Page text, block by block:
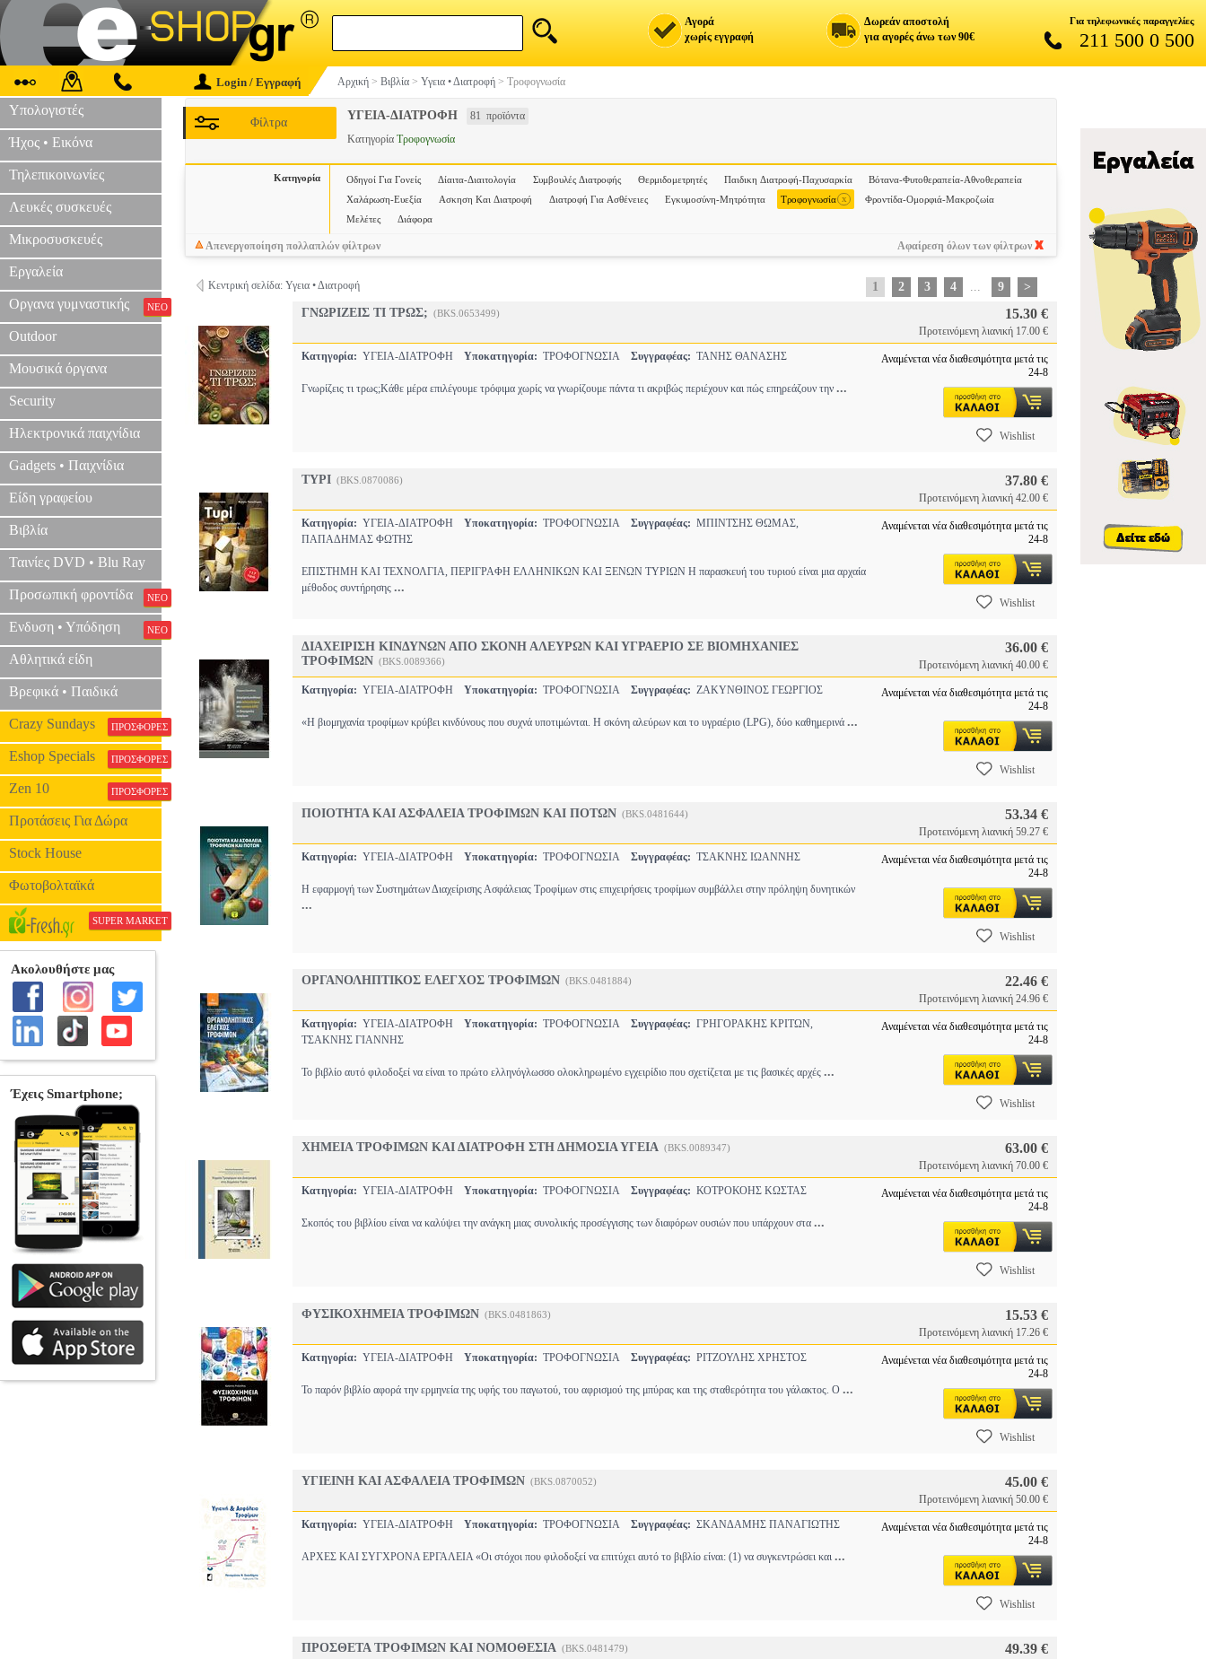
Αγορά
χωρίς εγγραφή
Δωρεάν αποστολή
για αγορές άνω των 90€
Για τηλεφωνικές παραγγελίες
211 500 0 500
Login / Εγγραφή Αρχική > Βιβλία > Υγεια • Διατροφή > Τροφογνωσία
Υπολογιστές
Ήχος • Εικόνα
Τηλεπικοινωνίες
Λευκές συσκευές
Μικροσυσκευές
Εργαλεία
Οργανα γυμναστικής ΝΕΟ
Outdoor
Μουσικά όργανα
Security
Ηλεκτρονικά παιχνίδια
Gadgets • Παιχνίδια
Είδη γραφείου
Βιβλία
Ταινίες DVD • Blu Ray
Προσωπική φροντίδα ΝΕΟ
Ενδυση • Υπόδηση ΝΕΟ
Αθλητικά είδη
Βρεφικά • Παιδικά
Crazy Sundays ΠΡΟΣΦΟΡΕΣ
Eshop Specials ΠΡΟΣΦΟΡΕΣ
Zen 10 ΠΡΟΣΦΟΡΕΣ
Προτάσεις Για Δώρα
Stock House
Φωτοβολταϊκά
SUPER MARKET
ΥΓΕΙΑ-ΔΙΑΤΡΟΦΗ 81 προϊόντα
Φίλτρα
Κατηγορία Τροφογνωσία
Κατηγορία Οδηγοί Για Γονείς Δίαιτα-Διαιτολογία Συμβουλές Διατροφής Θερμιδομετρητές Παιδικη Διατροφή-Παχυσαρκία
Βότανα-Φυτοθεραπεία-Αθνοθεραπεία
Χαλάρωση-Ευεξία
Ασκηση Και Διατροφή Διατροφή Για Ασθένειες Εγκυμοσύνη-Μητρότητα Τροφογνωσία x
Φροντίδα-Ομορφιά-Μακροζωία
Μελέτες
Διάφορα
Απενεργοποίηση πολλαπλών φίλτρων Αφαίρεση όλων των φίλτρων
Κεντρική σελίδα: Υγεια • Διατροφή 1 2 3 4 ... 9
>
ΓΝΩΡΙΖΕΙΣ ΤΙ ΤΡΩΣ; (BKS.0653499) 15.30 €
Προτεινόμενη λιανική 17.00 €
Κατηγορία: ΥΓΕΙΑ-ΔΙΑΤΡΟΦΗ Υποκατηγορία: ΤΡΟΦΟΓΝΩΣΙΑ Συγγραφέας: ΤΑΝΗΣ ΘΑΝΑΣΗΣ
Γνωρίζεις τι τρως;Κάθε μέρα επιλέγουμε τρόφιμα χωρίς να γνωρίζουμε πάντα τι ακριβώς περιέχουν και πώς επηρεάζουν την ...
Αναμένεται νέα διαθεσιμότητα μετά τις
24-8
Wishlist
ΤΥΡΙ (BKS.0870086) 37.80 €
Προτεινόμενη λιανική 42.00 €
Κατηγορία: ΥΓΕΙΑ-ΔΙΑΤΡΟΦΗ Υποκατηγορία: ΤΡΟΦΟΓΝΩΣΙΑ Συγγραφέας: ΜΠΙΝΤΣΗΣ ΘΩΜΑΣ,
ΠΑΠΑΔΗΜΑΣ ΦΩΤΗΣ
ΕΠΙΣΤΗΜΗ ΚΑΙ ΤΕΧΝΟΛΓΙΑ, ΠΕΡΙΓΡΑΦΗ ΕΛΛΗΝΙΚΩΝ ΚΑΙ ΞΕΝΩΝ ΤΥΡΙΩΝ Η παρασκευή του τυριού είναι μια αρχαία
μέθοδος συντήρησης ...
Αναμένεται νέα διαθεσιμότητα μετά τις
24-8
Wishlist
ΔΙΑΧΕΙΡΙΣΗ ΚΙΝΔΥΝΩΝ ΑΠΟ ΣΚΟΝΗ ΑΛΕΥΡΩΝ ΚΑΙ ΥΓΡΑΕΡΙΟ ΣΕ ΒΙΟΜΗΧΑΝΙΕΣ
ΤΡΟΦΙΜΩΝ (BKS.0089366)
36.00 €
Προτεινόμενη λιανική 40.00 €
Κατηγορία: ΥΓΕΙΑ-ΔΙΑΤΡΟΦΗ Υποκατηγορία: ΤΡΟΦΟΓΝΩΣΙΑ Συγγραφέας: ΖΑΚΥΝΘΙΝΟΣ ΓΕΩΡΓΙΟΣ
«Η βιομηχανία τροφίμων κρύβει κινδύνους που συχνά υποτιμώνται. Η σκόνη αλεύρων και το υγραέριο (LPG), δύο καθημερινά ...
Αναμένεται νέα διαθεσιμότητα μετά τις
24-8
Wishlist
ΠΟΙΟΤΗΤΑ ΚΑΙ ΑΣΦΑΛΕΙΑ ΤΡΟΦΙΜΩΝ ΚΑΙ ΠΟΤΩΝ (BKS.0481644) 53.34 €
Προτεινόμενη λιανική 59.27 €
Κατηγορία: ΥΓΕΙΑ-ΔΙΑΤΡΟΦΗ Υποκατηγορία: ΤΡΟΦΟΓΝΩΣΙΑ Συγγραφέας: ΤΣΑΚΝΗΣ ΙΩΑΝΝΗΣ
Η εφαρμογή των Συστημάτων Διαχείρισης Ασφάλειας Τροφίμων στις επιχειρήσεις τροφίμων συμβάλλει στην πρόληψη δυνητικών
...
Αναμένεται νέα διαθεσιμότητα μετά τις
24-8
Wishlist
ΟΡΓΑΝΟΛΗΠΤΙΚΟΣ ΕΛΕΓΧΟΣ ΤΡΟΦΙΜΩΝ (BKS.0481884) 22.46 €
Προτεινόμενη λιανική 24.96 €
Κατηγορία: ΥΓΕΙΑ-ΔΙΑΤΡΟΦΗ Υποκατηγορία: ΤΡΟΦΟΓΝΩΣΙΑ Συγγραφέας: ΓΡΗΓΟΡΑΚΗΣ ΚΡΙΤΩΝ,
ΤΣΑΚΝΗΣ ΓΙΑΝΝΗΣ
Το βιβλίο αυτό φιλοδοξεί να είναι το πρώτο ελληνόγλωσσο ολοκληρωμένο εγχειρίδιο που σχετίζεται με τις βασικές αρχές ...
Αναμένεται νέα διαθεσιμότητα μετά τις
24-8
Wishlist
ΧΗΜΕΙΑ ΤΡΟΦΙΜΩΝ ΚΑΙ ΔΙΑΤΡΟΦΗ ΣΤΗ ΔΗΜΟΣΙΑ ΥΓΕΙΑ (BKS.0089347) 63.00 €
Προτεινόμενη λιανική 70.00 €
Κατηγορία: ΥΓΕΙΑ-ΔΙΑΤΡΟΦΗ Υποκατηγορία: ΤΡΟΦΟΓΝΩΣΙΑ Συγγραφέας: ΚΟΤΡΟΚΟΗΣ ΚΩΣΤΑΣ
Σκοπός του βιβλίου είναι να καλύψει την ανάγκη μιας συνολικής προσέγγισης των διαφόρων ουσιών που υπάρχουν στα ...
Αναμένεται νέα διαθεσιμότητα μετά τις
24-8
Wishlist
ΦΥΣΙΚΟΧΗΜΕΙΑ ΤΡΟΦΙΜΩΝ (BKS.0481863) 15.53 €
Προτεινόμενη λιανική 17.26 €
Κατηγορία: ΥΓΕΙΑ-ΔΙΑΤΡΟΦΗ Υποκατηγορία: ΤΡΟΦΟΓΝΩΣΙΑ Συγγραφέας: ΡΙΤΖΟΥΛΗΣ ΧΡΗΣΤΟΣ
Το παρόν βιβλίο αφορά την ερμηνεία της υφής του παγωτού, του αφρισμού της μπύρας και της σταθερότητα του γάλακτος. Ο ...
Αναμένεται νέα διαθεσιμότητα μετά τις
24-8
Wishlist
ΥΓΙΕΙΝΗ ΚΑΙ ΑΣΦΑΛΕΙΑ ΤΡΟΦΙΜΩΝ (BKS.0870052) 45.00 €
Προτεινόμενη λιανική 50.00 €
Κατηγορία: ΥΓΕΙΑ-ΔΙΑΤΡΟΦΗ Υποκατηγορία: ΤΡΟΦΟΓΝΩΣΙΑ Συγγραφέας: ΣΚΑΝΔΑΜΗΣ ΠΑΝΑΓΙΩΤΗΣ
ΑΡΧΕΣ ΚΑΙ ΣΥΓΧΡΟΝΑ ΕΡΓΑΛΕΙΑ «Οι στόχοι που φιλοδοξεί να επιτύχει αυτό το βιβλίο είναι: (1) να συγκεντρώσει και ...
Αναμένεται νέα διαθεσιμότητα μετά τις
24-8
Wishlist
ΠΡΟΣΘΕΤΑ ΤΡΟΦΙΜΩΝ ΚΑΙ ΝΟΜΟΘΕΣΙΑ (BKS.0481479) 49.39 €